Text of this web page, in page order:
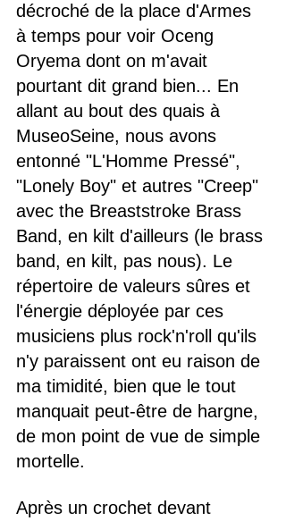
décroché de la place d'Armes
à temps pour voir Oceng
Oryema dont on m'avait
pourtant dit grand bien... En
allant au bout des quais à
MuseoSeine, nous avons
entonné "L'Homme Pressé",
"Lonely Boy" et autres "Creep"
avec the Breaststroke Brass
Band, en kilt d'ailleurs (le brass
band, en kilt, pas nous). Le
répertoire de valeurs sûres et
l'énergie déployée par ces
musiciens plus rock'n'roll qu'ils
n'y paraissent ont eu raison de
ma timidité, bien que le tout
manquait peut-être de hargne,
de mon point de vue de simple
mortelle.
Après un crochet devant